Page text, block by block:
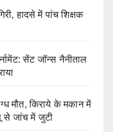
हादसे में पांच शिक्षक
सेंट जॉन्स नैनीताल
मौत, किराये के मकान में
से जांच में जुटी